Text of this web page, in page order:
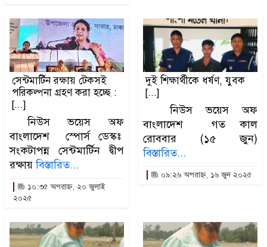
সেন্টমার্টিন রক্ষায় টেকসই
পরিকল্পনা গ্রহণ করা হচ্ছে :
[...]
নিউস ভয়েস অফ
বাংলাদেশ স্পোর্স ডেস্কঃ
সংকটাপন্ন সেন্টমার্টিন দ্বীপ
রক্ষায়বিস্তারিত...
১০:৩৫ অপরাহ্ন, ২০ জুলাই
২০২৫
দুই শিক্ষার্থীকে ধর্ষণ, যুবক
[...]
নিউস ভয়েস অফ
বাংলাদেশ গত কাল
রোববার (১৫ জুন)
বিস্তারিত...
০৯:২৬ অপরাহ্ন, ১৬ জুন ২০২৫